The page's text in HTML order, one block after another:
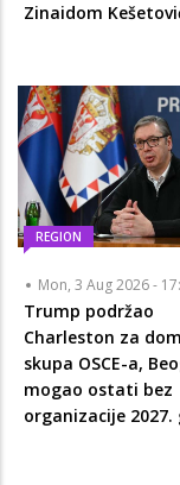
Zinaidom
REGION
Mon, 3 Aug 2026 -
Trump podržao
Charleston za
skupa OSCE-a,
mogao ostati bez
organizacije 2027.